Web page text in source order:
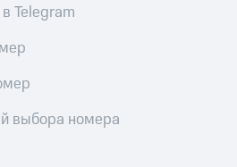
Telegram
выбора номера